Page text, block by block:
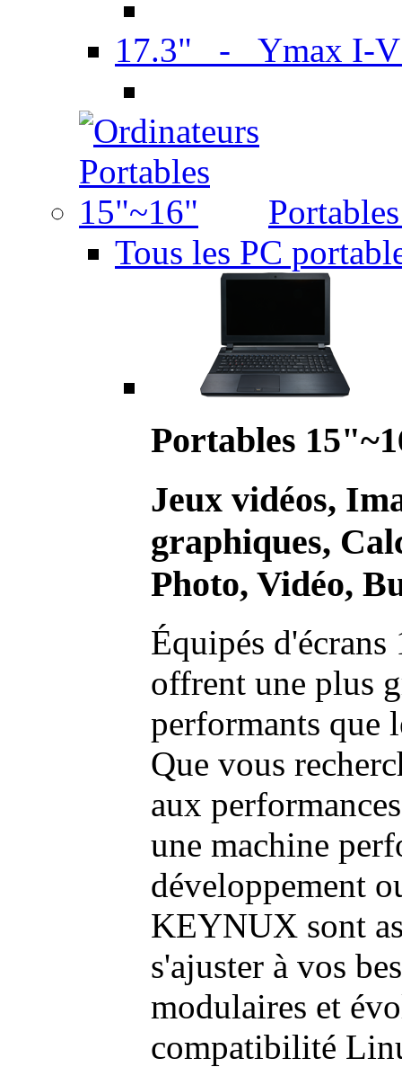
17.3" - Ymax I-
Tous les PC
Portables
Jeux vidéos,
graphiques,
Photo, Vidéo,
Équipés
offrent une plus
performants que
Que vous
aux
une machine
développement
KEYNUX sont
s'ajuster à vos
modulaires et
compatibilité